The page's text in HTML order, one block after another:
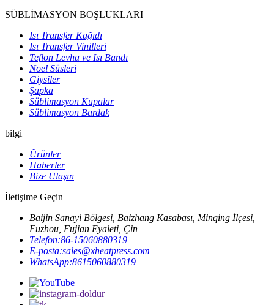
SÜBLİMASYON BOŞLUKLARI
Isı Transfer Kağıdı
Isı Transfer Vinilleri
Teflon Levha ve Isı Bandı
Noel Süsleri
Giysiler
Şapka
Süblimasyon Kupalar
Süblimasyon Bardak
bilgi
Ürünler
Haberler
Bize Ulaşın
İletişime Geçin
Baijin Sanayi Bölgesi, Baizhang Kasabası, Minqing İlçesi,
Fuzhou, Fujian Eyaleti, Çin
Telefon:86-15060880319
E-posta:sales@xheatpress.com
WhatsApp:8615060880319